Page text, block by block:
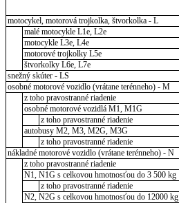
motocykel, motorová trojkolka, štvorkolka - L
malé motocykle L1e, L2e
motocykle L3e, L4e
motorové trojkolky L5e
štvorkolky L6e, L7e
snežný skúter - LS
osobné motorové vozidlo (vrátane terénneho) - M
z toho pravostranné riadenie
osobné motorové vozidlá M1, M1G
z toho pravostranné riadenie
autobusy M2, M3, M2G, M3G
z toho pravostranné riadenie
nákladné motorové vozidlo (vrátane terénneho) - N
z toho pravostranné riadenie
N1, N1G s celkovou hmotnosťou do 3 500 kg
z toho pravostranné riadenie
N2, N2G s celkovou hmotnosťou do 12000 kg